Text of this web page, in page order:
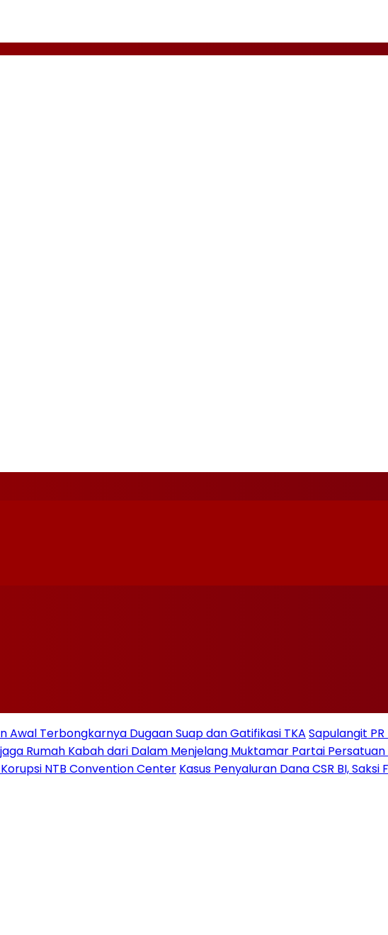
Terbongkarnya Dugaan Suap dan Gatifikasi TKA Sapulangit
Rumah Kabah dari Dalam Menjelang Muktamar Partai
NTB Convention Center Kasus Penyaluran Dana CSR BI,